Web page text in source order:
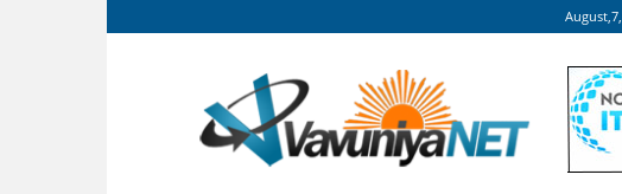
வவுனியா
நெற்